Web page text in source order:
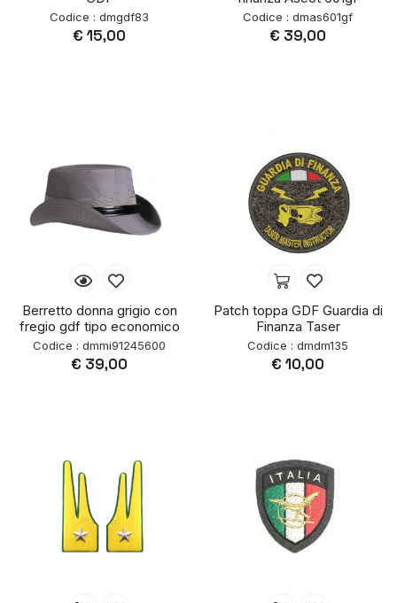
Codice : dmgdf83
€ 15,00
Codice : dmas601gf
€ 39,00
Berretto donna grigio con
fregio gdf tipo economico
Codice : dmmi91245600
€ 39,00
Patch toppa GDF Guardia di
Finanza Taser
Codice : dmdm135
€ 10,00